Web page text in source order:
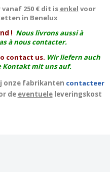
250 € dit is enkel voor
in Benelux
! Nous livrons aussi à
à nous contacter.
contact us. Wir liefern auch
Kontakt mit uns auf.
onze fabrikanten contacteer
de eventueleleveringskost